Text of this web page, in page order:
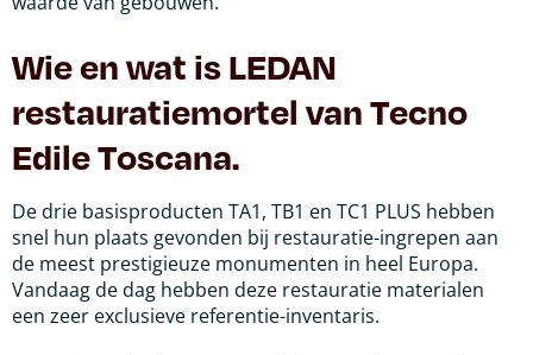
Wie en wat is LEDAN
restauratiemortel van Tecno
Edile Toscana.
De drie basisproducten TA1, TB1 en TC1 PLUS hebben
snel hun plaats gevonden bij restauratie-ingrepen aan
de meest prestigieuze monumenten in heel Europa.
Vandaag de dag hebben deze restauratie materialen
een zeer exclusieve referentie-inventaris.